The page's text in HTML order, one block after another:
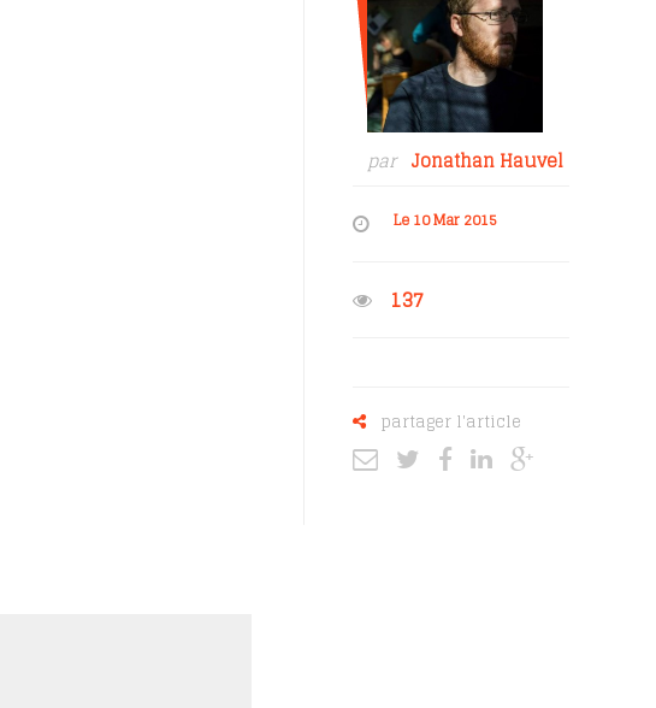
par Jonathan Hauvel
Le 10 Mar 2015
137
partager l'article